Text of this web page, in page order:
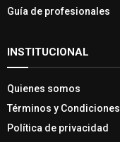
Guía de profesionales
INSTITUCIONAL
Quienes somos
Términos y Condiciones
Política de privacidad